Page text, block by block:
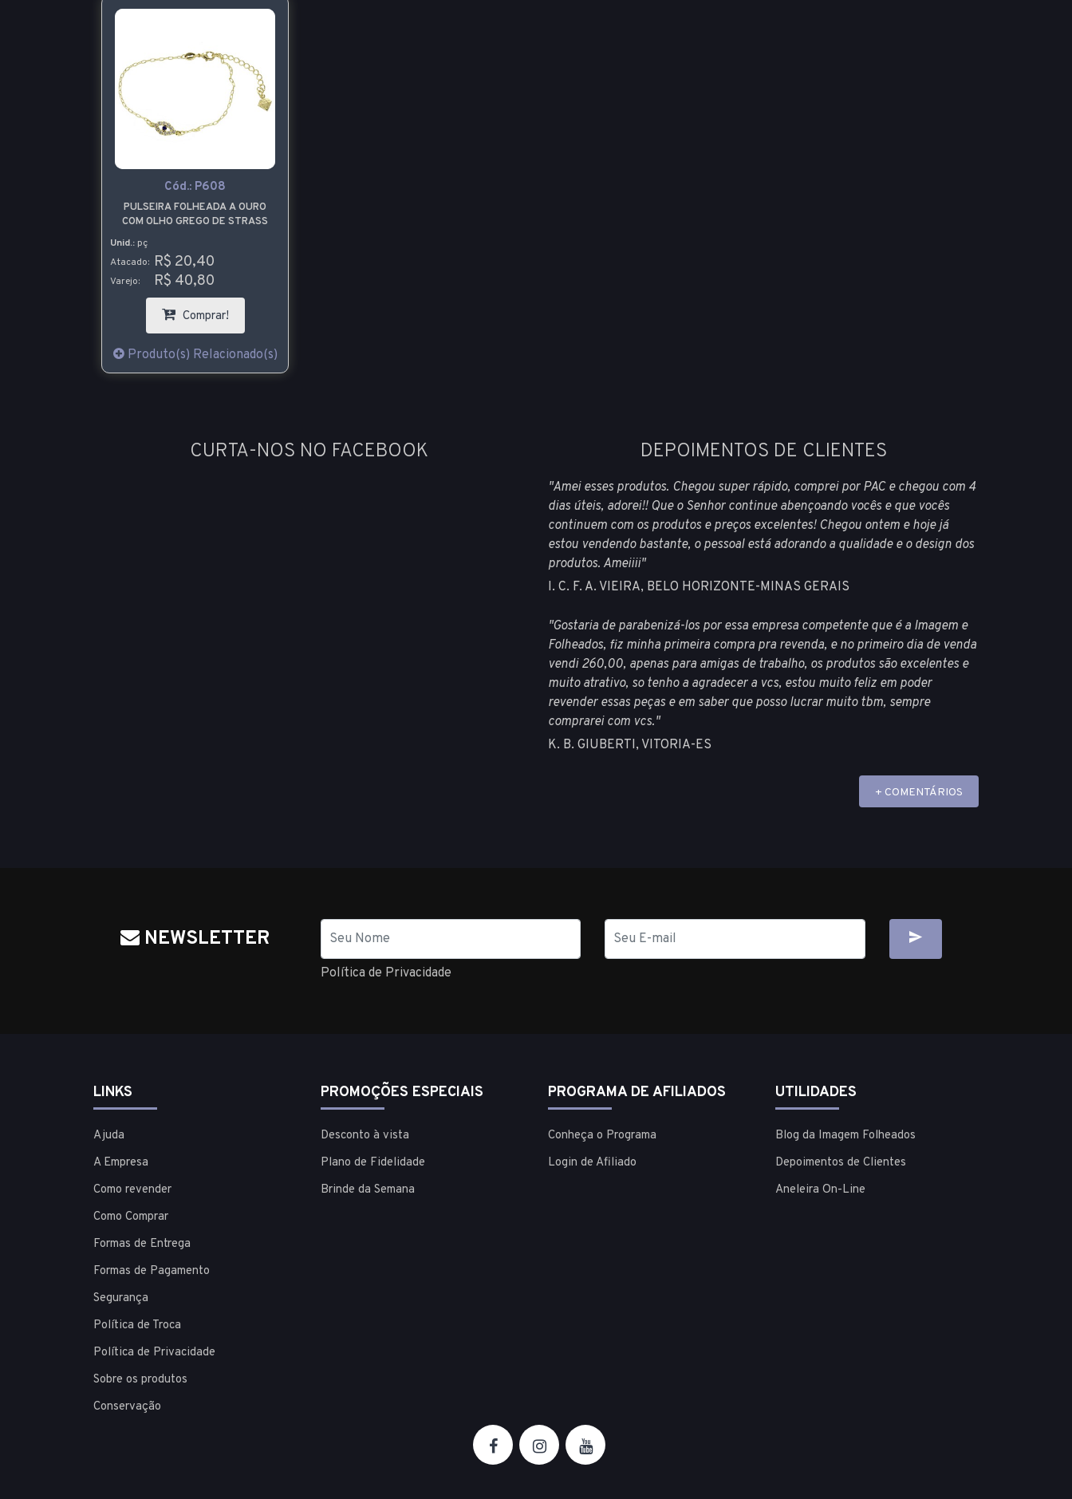
Cód.: P608
PULSEIRA FOLHEADA A OURO
COM OLHO GREGO DE STRASS
Unid.: pç
Atacado: R$ 20,40
Varejo: R$ 40,80
Comprar!
Produto(s) Relacionado(s)
CURTA-NOS NO FACEBOOK DEPOIMENTOS DE CLIENTES
"Amei esses produtos. Chegou super rápido, comprei por PAC e chegou com 4
dias úteis, adorei!! Que o Senhor continue abençoando vocês e que vocês
continuem com os produtos e preços excelentes! Chegou ontem e hoje já
estou vendendo bastante, o pessoal está adorando a qualidade e o design dos
produtos. Ameiiii"
I. C. F. A. VIEIRA, BELO HORIZONTE-MINAS GERAIS
"Gostaria de parabenizá-los por essa empresa competente que é a Imagem e
Folheados, fiz minha primeira compra pra revenda, e no primeiro dia de venda
vendi 260,00, apenas para amigas de trabalho, os produtos são excelentes e
muito atrativo, so tenho a agradecer a vcs, estou muito feliz em poder
revender essas peças e em saber que posso lucrar muito tbm, sempre
comprarei com vcs."
K. B. GIUBERTI, VITORIA-ES
+ COMENTÁRIOS
NEWSLETTER Nome
E-
mail
Política de Privacidade
LINKS
Ajuda
A Empresa
Como revender
Como Comprar
Formas de Entrega
Formas de Pagamento
Segurança
Política de Troca
Política de Privacidade
Sobre os produtos
Conservação
PROMOÇÕES ESPECIAIS
Desconto à vista
Plano de Fidelidade
Brinde da Semana
PROGRAMA DE AFILIADOS
Conheça o Programa
Login de Afiliado
UTILIDADES
Blog da Imagem Folheados
Depoimentos de Clientes
Aneleira On-Line